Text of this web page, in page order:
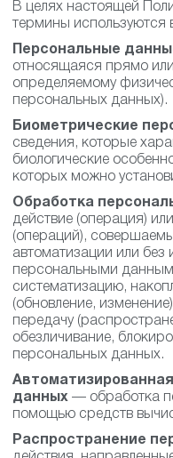
В целях настоящей
термины используются
Персональные
относящаяся прямо
определяемому
персональных данных).
Биометрические
сведения, которые
биологические
которых можно
Обработка
действие (операция)
(операций),
автоматизации или без
персональными
систематизацию,
(обновление,
передачу
обезличивание,
персональных данных.
данных — обработка
помощью средств
Распространение